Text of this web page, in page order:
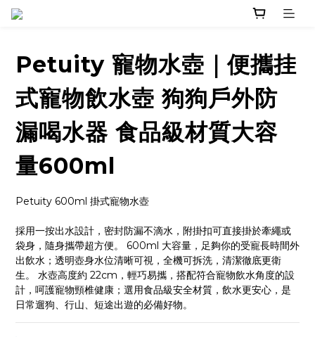
Petuity 寵物水壺｜便攜挂
式寵物飲水壺 狗狗戶外防
漏喝水器 食品級材質大容
量600ml
Petuity 600ml 掛式寵物水壺
採用一按出水設計，密封防漏不滴水，附掛扣可直接掛於牽繩或
袋身，隨身攜帶超方便。 600ml 大容量，足夠你的受寵長時間外
出飲水；透明壺身水位清晰可視，全機可拆洗，清潔徹底更衛
生。 水壺高度約 22cm，輕巧易攜，搭配符合寵物飲水角度的設
計，呵護寵物頸椎健康；選用食品級安全材質，飲水更安心，是
日常遛狗、行山、短途出遊的必備好物。